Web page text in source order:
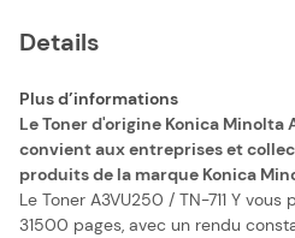
Details
Plus d’informations
Le Toner d'origine Konica Minolta
convient aux entreprises et
produits de la marque Konica
Le Toner A3VU250 / TN-711 Y
31500 pages, avec un rendu